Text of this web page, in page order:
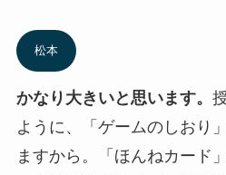
松本
かなり大きいと思います。
ように、「ゲームのしおり
ますから。「ほんねカード